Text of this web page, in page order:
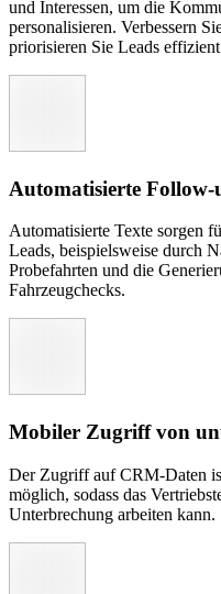
und Interessen, um die
personalisieren. Verbessern
priorisieren Sie Leads
Automatisierte
Automatisierte Texte sorgen
Leads, beispielsweise durch
Probefahrten und die
Fahrzeugchecks.
Mobiler Zugriff von
Der Zugriff auf CRM-Daten
möglich, sodass das
Unterbrechung arbeiten kann.